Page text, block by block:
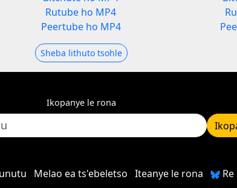
Rutube ho MP4
Peertube ho MP4
Sheba lithuto tsohle
Ikopanye le rona
Melao ea ts'ebeletso Iteanye le rona Re